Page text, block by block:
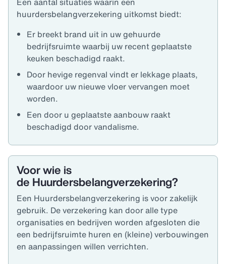
huurdersbelangverzekering uitkomst biedt:
Er breekt brand uit in uw gehuurde
bedrijfsruimte waarbij uw recent geplaatste
keuken beschadigd raakt.
Door hevige regenval vindt er lekkage plaats,
waardoor uw nieuwe vloer vervangen moet
worden.
Een door u geplaatste aanbouw raakt
beschadigd door vandalisme.
Voor wie is
de Huurdersbelangverzekering?
Een Huurdersbelangverzekering is voor zakelijk
gebruik. De verzekering kan door alle type
organisaties en bedrijven worden afgesloten die
een bedrijfsruimte huren en (kleine) verbouwingen
en aanpassingen willen verrichten.